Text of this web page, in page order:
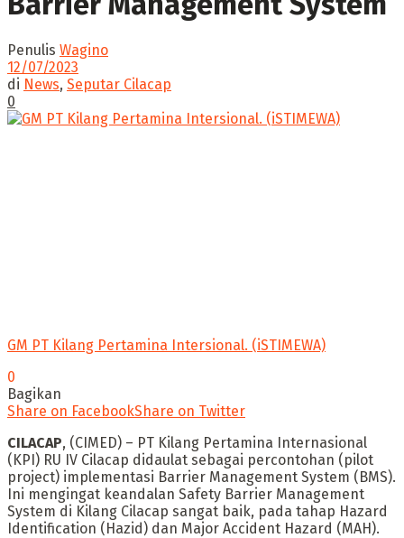
Penulis Wagino
12/07/2023
di News, Seputar Cilacap
0
GM PT Kilang Pertamina Intersional. (iSTIMEWA)
0
Bagikan
Share on FacebookShare on Twitter
CILACAP, (CIMED) – PT Kilang Pertamina Internasional
(KPI) RU IV Cilacap didaulat sebagai percontohan (pilot
project) implementasi Barrier Management System (BMS).
Ini mengingat keandalan Safety Barrier Management
System di Kilang Cilacap sangat baik, pada tahap Hazard
Identification (Hazid) dan Major Accident Hazard (MAH).